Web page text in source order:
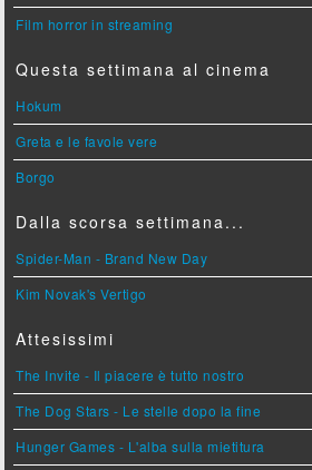
Film horror in streaming
Questa settimana al cinema
Hokum
Greta e le favole vere
Borgo
Dalla scorsa settimana...
Spider-Man - Brand New Day
Kim Novak's Vertigo
Attesissimi
The Invite - Il piacere è tutto nostro
The Dog Stars - Le stelle dopo la fine
Hunger Games - L'alba sulla mietitura